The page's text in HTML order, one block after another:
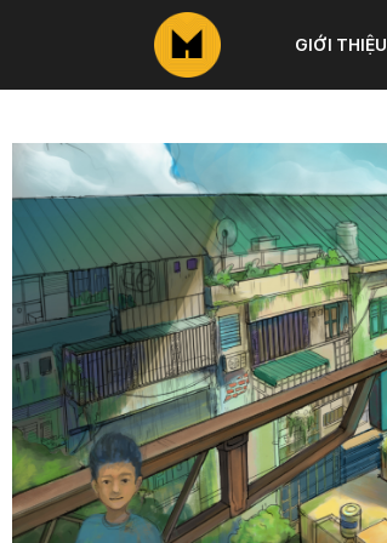
GIỚI THIỆU